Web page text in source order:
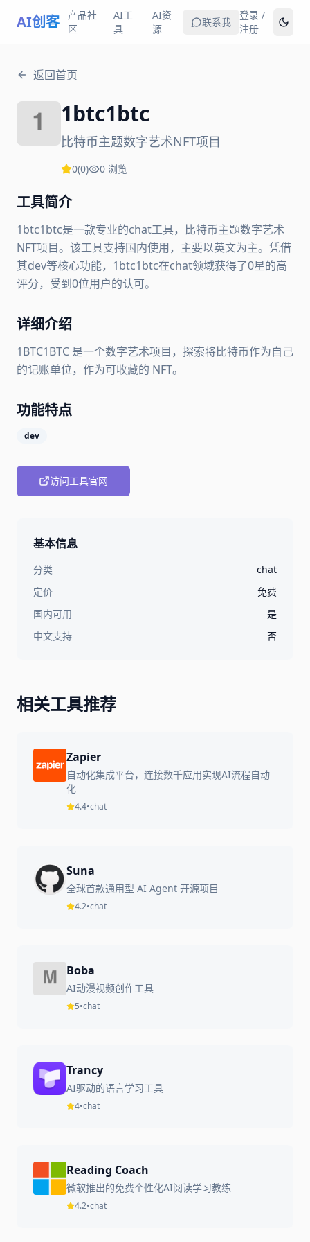
AI创客
产品社
区
AI工
具
AI资
源
联系我
登录 /
注册
返回首页
1btc1btc
比特币主题数字艺术NFT项目
0(0) 0 浏览
工具简介
1btc1btc是一款专业的chat工具，比特币主题数字艺术
NFT项目。该工具支持国内使用，主要以英文为主。凭借
其dev等核心功能，1btc1btc在chat领域获得了0星的高
评分，受到0位用户的认可。
详细介绍
1BTC1BTC 是一个数字艺术项目，探索将比特币作为自己
的记账单位，作为可收藏的 NFT。
功能特点
dev
访问工具官网
基本信息
分类
chat
定价
免费
国内可用
是
中文支持
否
相关工具推荐
Zapier
自动化集成平台，连接数千应用实现AI流程自动
化
4.4•chat
Suna
全球首款通用型 AI Agent 开源项目
4.2•chat
Boba
AI动漫视频创作工具
5•chat
Trancy
AI驱动的语言学习工具
4•chat
Reading Coach
微软推出的免费个性化AI阅读学习教练
4.2•chat